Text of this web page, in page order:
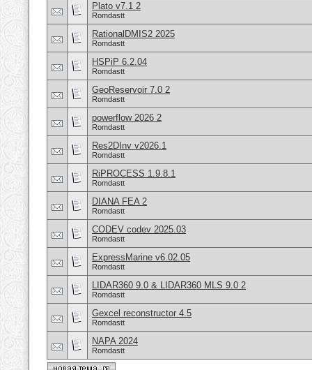
Plato v7.1 2
Romdastt
RationalDMIS2 2025
Romdastt
HSPiP 6.2.04
Romdastt
GeoReservoir 7.0 2
Romdastt
powerflow 2026 2
Romdastt
Res2DInv v2026.1
Romdastt
RiPROCESS 1.9.8.1
Romdastt
DIANA FEA 2
Romdastt
CODEV codev 2025.03
Romdastt
ExpressMarine v6.02.05
Romdastt
LIDAR360 9.0 & LIDAR360 MLS 9.0 2
Romdastt
Gexcel reconstructor 4.5
Romdastt
NAPA 2024
Romdastt